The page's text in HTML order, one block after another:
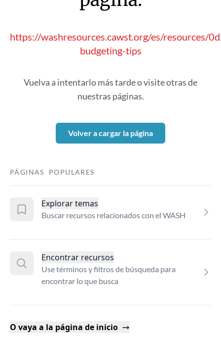
https://washresources.cawst.org/es/resources/
budgeting-tips
Vuelva a intentarlo más tarde o visite otras de
nuestras páginas.
Volver a cargar la página
PÁGINAS POPULARES
Explorar temas
Buscar recursos relacionados con el WASH
Encontrar recursos
Use términos y filtros de búsqueda para
encontrar lo que busca
O vaya a la página de inicio